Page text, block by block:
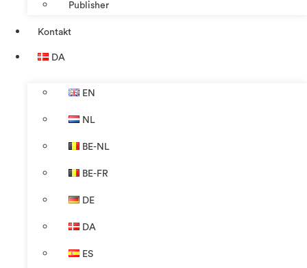
Publisher
Kontakt
DA
EN
NL
BE-NL
BE-FR
DE
DA
ES